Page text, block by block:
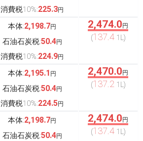
消費税10%:225.3円
本体:2,198.7円
石油石炭税:50.4円
消費税10%:224.9円
2,474.0 円
(137.41L)
本体:2,195.1 円
石油石炭税:50.4円
消費税10%:224.5円
2,470.0 円
(137.2 1L)
本体:2,198.7円
石油石炭税:50.4円
2,474.0 円
(137.41L)